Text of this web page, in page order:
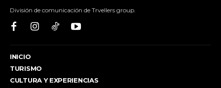
División de comunicación de Trvellers group.
INICIO
TURISMO
CULTURA Y EXPERIENCIAS